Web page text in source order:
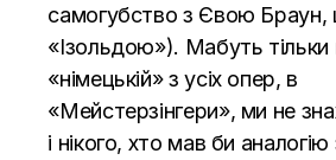
самогубство з Євою Браун,
«Ізольдою»). Мабуть тільки
«німецькій» з усіх опер, в
«Мейстерзінгери», ми не
і нікого, хто мав би